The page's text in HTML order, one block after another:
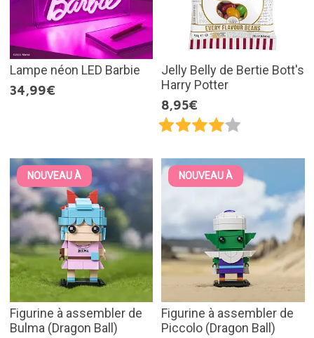
Lampe néon LED Barbie
34,99€
Jelly Belly de Bertie Bott's
Harry Potter
8,95€
NOUVEAU À
Figurine à assembler de
Bulma (Dragon Ball)
NOUVEAU À
Figurine à assembler de
Piccolo (Dragon Ball)